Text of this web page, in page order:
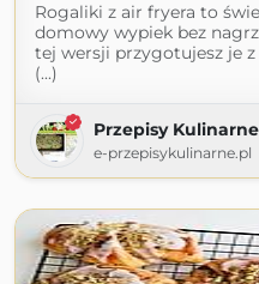
Rogaliki z air fryera to
domowy wypiek bez
tej wersji przygotujesz je
(...)
Przepisy Kulinarne
e-przepisykulinarne.pl